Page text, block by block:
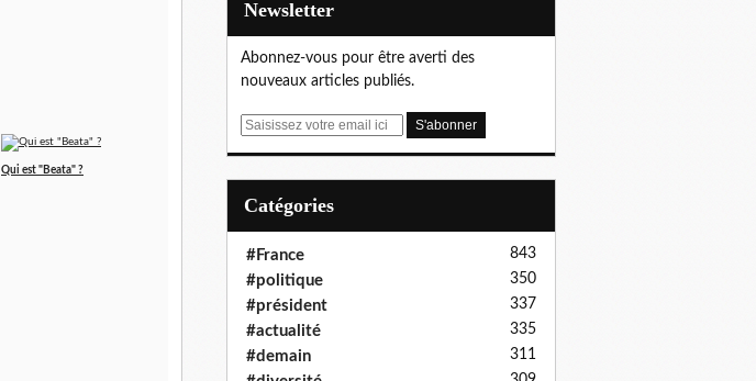
Qui est "Beata" ?
Newsletter
Abonnez-vous pour être averti des
nouveaux articles publiés.
E
Catégories
#France 843
#politique 350
#président 337
#actualité 335
#demain 311